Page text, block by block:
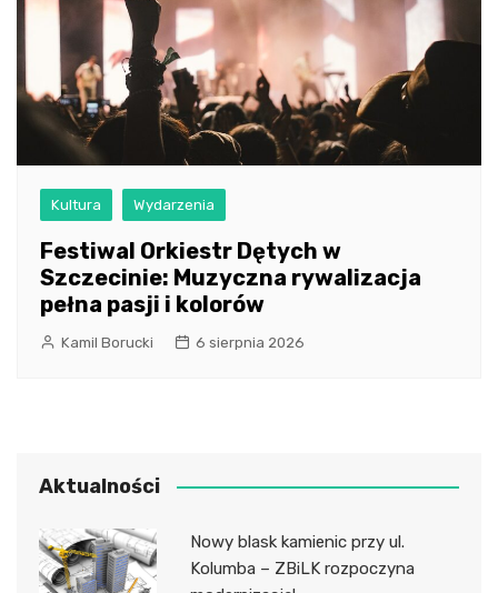
Kultura Wydarzenia
Festiwal Orkiestr Dętych w
Szczecinie: Muzyczna rywalizacja
pełna pasji i kolorów
Kamil Borucki 6 sierpnia 2026
Aktualności
Nowy blask kamienic przy ul.
Kolumba – ZBiLK rozpoczyna